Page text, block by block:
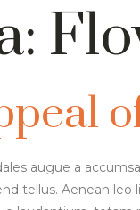
augue a
tellus. Aenean